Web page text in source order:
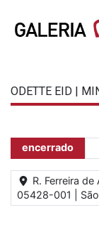
ODETTE EID |
encerrado
R. Ferreira
05428-001 |